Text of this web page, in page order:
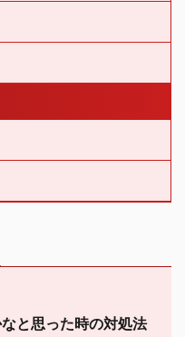
と思った時の対処法